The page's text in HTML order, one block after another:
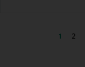
1 2